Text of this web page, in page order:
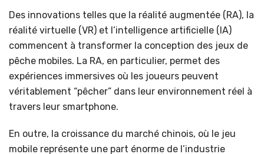
Des innovations telles que la réalité augmentée (RA), la
réalité virtuelle (VR) et l’intelligence artificielle (IA)
commencent à transformer la conception des jeux de
pêche mobiles. La RA, en particulier, permet des
expériences immersives où les joueurs peuvent
véritablement “pêcher” dans leur environnement réel à
travers leur smartphone.
En outre, la croissance du marché chinois, où le jeu
mobile représente une part énorme de l’industrie